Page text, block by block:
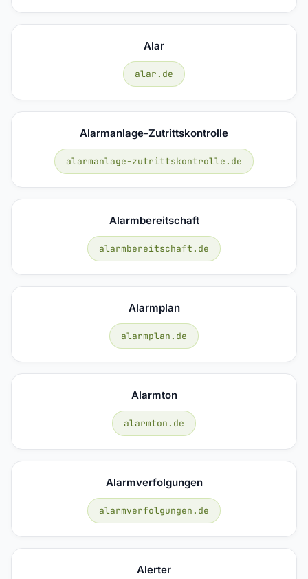
Alar
alar.de
Alarmanlage-Zutrittskontrolle
alarmanlage-zutrittskontrolle.de
Alarmbereitschaft
alarmbereitschaft.de
Alarmplan
alarmplan.de
Alarmton
alarmton.de
Alarmverfolgungen
alarmverfolgungen.de
Alerter